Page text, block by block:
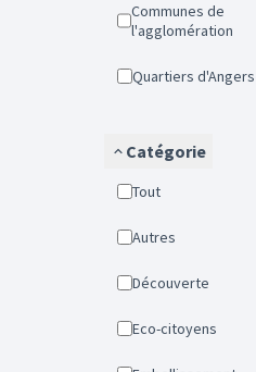
Communes de
l'agglomération
Quartiers d'Angers
Catégorie
Tout
Autres
Découverte
Eco-citoyens